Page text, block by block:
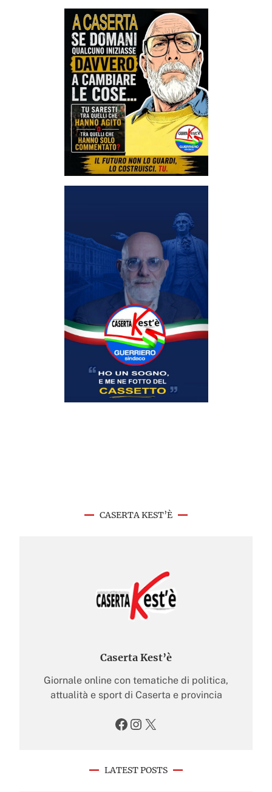
CASERTA KEST’È
Caserta Kest’è
Giornale online con tematiche di politica,
attualità e sport di Caserta e provincia
Facebook Instagram X
LATEST POSTS